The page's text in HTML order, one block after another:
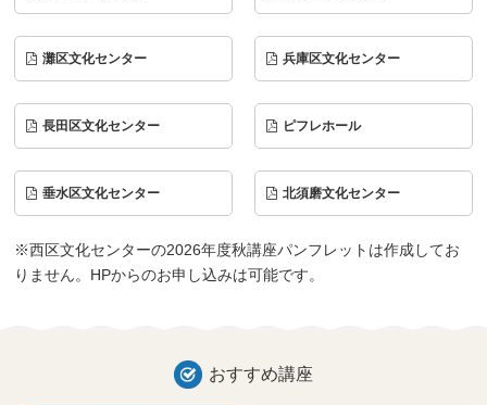
灘区文化センター 兵庫区文化センター
長田区文化センター ピフレホール
垂水区文化センター 北須磨文化センター
※西区文化センターの2026年度秋講座パンフレットは作成してお
りません。HPからのお申し込みは可能です。
おすすめ講座